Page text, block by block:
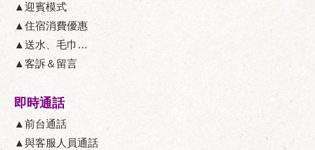
▲迎賓模式
▲住宿消費優惠
▲送水、毛巾…
▲客訴＆留言
即時通話
▲前台通話
▲與客服人員通話